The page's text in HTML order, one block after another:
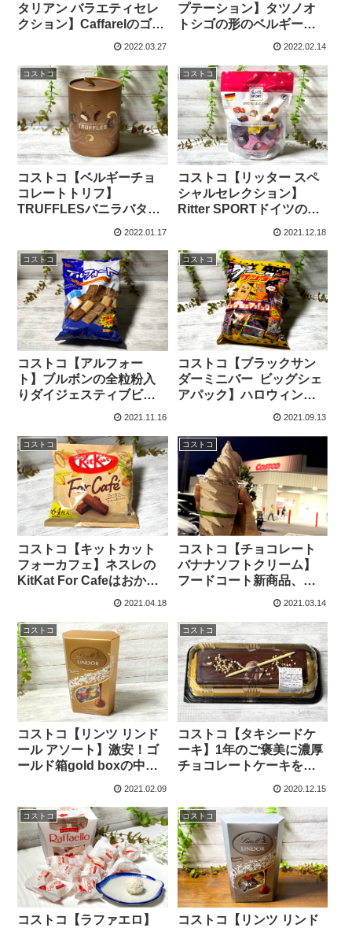
タリアン バラエティセレ
クション】Caffarelのゴー
ルドの箱に入った2種類の
ールで激安！
2022.03.27
プテーション】タツノオ
トシゴの形のベルギーチ
ョコ！6種類のフレーバー
2022.02.14
コストコ
コストコ【ベルギーチョ
コレートトリフ】
TRUFFLESバニラバター
とキャラメルソルトの2種
類の嬉しい組み合わせチ
ョコです。
2022.01.17
コストコ
コストコ【リッター スペ
シャルセレクション】
Ritter SPORTドイツのチ
ョコ（CHOCO CUBES)の
5種類が楽しいフレーバー
です。
2021.12.18
コストコ
コストコ【アルフォー
ト】ブルボンの全粒粉入
りダイジェスティブビス
ケット＆ミルクチョコの
2021.11.16
コストコ
コストコ【ブラックサン
ダーミニバー ビッグシェ
アパック】ハロウィン柄
パッケージでTrick or
2021.09.13
コストコ
コストコ【キットカット
フォーカフェ】ネスレの
KitKat For Cafeはおから
パウダーが使用されたお
います。
2021.04.18
コストコ
コストコ【チョコレート
バナナソフトクリーム】
フードコート新商品、バ
ナナ＆チョコとのミック
2021.03.14
コストコ
コストコ【リンツ リンド
ール アソート】激安！ゴ
ールド箱gold boxの中身
が優秀！ヘーゼルナッツ
2021.02.09
コストコ
コストコ【タキシードケ
ーキ】1年のご褒美に濃厚
チョコレートケーキをセ
ールでゲット！おすすめ
2020.12.15
コストコ
コストコ【ラファエロ】
コストコ
コストコ【リンツ リンド